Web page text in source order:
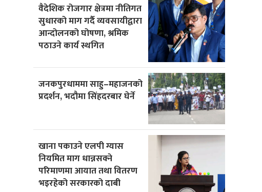
वैदेशिक रोजगार क्षेत्रमा नीतिगत
सुधारको माग गर्दै व्यवसायीद्वारा
आन्दोलनको घोषणा, श्रमिक
पठाउने कार्य स्थगित
जनकपुरधाममा साहु–महाजनको
प्रदर्शन, भदौमा सिंहदरबार घेर्ने
खाना पकाउने एलपी ग्यास
नियमित माग धान्नसक्ने
परिमाणमा आयात तथा वितरण
भइरहेको सरकारको दाबी